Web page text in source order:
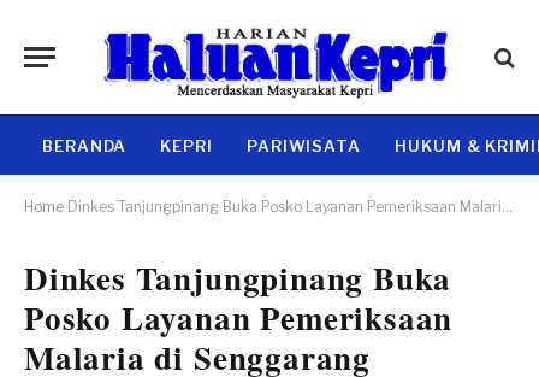
BERANDA KEPRI PARIWISATA HUKUM &
Home Dinkes Tanjungpinang Buka Posko Layanan Pemeriksaan Malaria di Senggarang
Dinkes Tanjungpinang Buka
Posko Layanan Pemeriksaan
Malaria di Senggarang